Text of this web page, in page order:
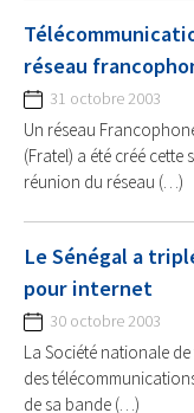
réseau
31 octobre 2003
Un réseau
(Fratel) a été créé
réunion du réseau (…)
Le Sénégal a
pour internet
30 octobre 2003
La Société nationale
des
de sa bande (…)